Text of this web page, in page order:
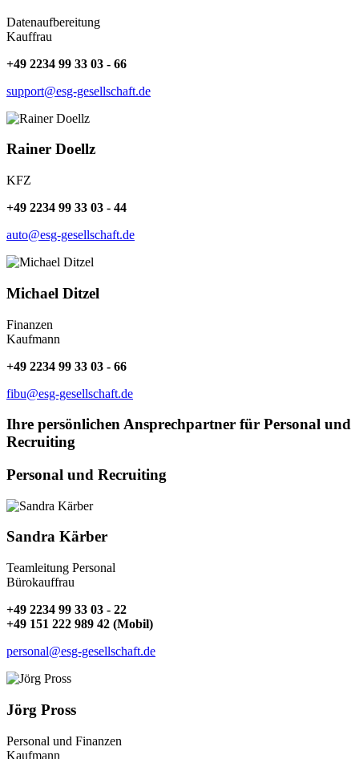
Datenaufbereitung
Kauffrau
+49 2234 99 33 03 - 66
support@esg-gesellschaft.de
Rainer Doellz
KFZ
+49 2234 99 33 03 - 44
auto@esg-gesellschaft.de
Michael Ditzel
Finanzen
Kaufmann
+49 2234 99 33 03 - 66
fibu@esg-gesellschaft.de
Ihre persönlichen Ansprechpartner für Personal und
Recruiting
Personal und Recruiting
Sandra Kärber
Teamleitung Personal
Bürokauffrau
+49 2234 99 33 03 - 22
+49 151 222 989 42 (Mobil)
personal@esg-gesellschaft.de
Jörg Pross
Personal und Finanzen
Kaufmann